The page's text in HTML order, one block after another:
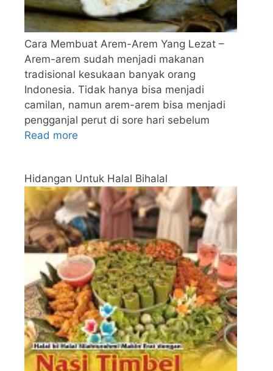
Cara Membuat Arem-Arem Yang Lezat –
Arem-arem sudah menjadi makanan
tradisional kesukaan banyak orang
Indonesia. Tidak hanya bisa menjadi
camilan, namun arem-arem bisa menjadi
pengganjal perut di sore hari sebelum
Read more
Hidangan Untuk Halal Bihalal